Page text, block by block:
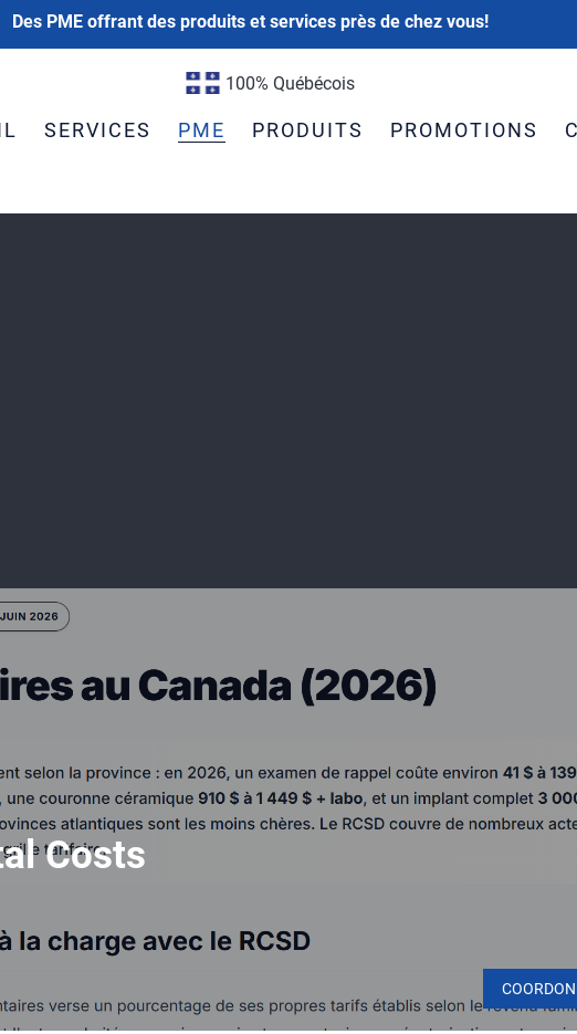
Des PME offrant des produits et services près de chez vous!
100% Québécois
SERVICES PME PRODUITS PROMOTIONS
Costs